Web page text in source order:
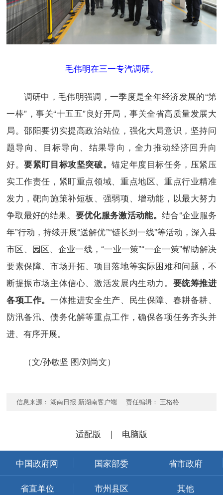
毛伟明在三一专汽调研。
调研中，毛伟明强调，一季度是全年经济发展的“第
一棒”，事关“十五五”良好开局，事关全省高质量发展大
局。邵阳要切实提高政治站位，强化大局意识，坚持问
题导向、目标导向、结果导向，全力推动经济回升向
好。要紧盯目标攻坚突破。锚定年度目标任务，压紧压
实工作责任，紧盯重点领域、重点地区、重点行业精准
发力，靶向施策补短板、强弱项、增动能，以最大努力
争取最好的结果。 要优化服务激活动能。结合“企业服务
年”行动，持续开展“送解优”“链长到一线”等活动，深入县
市区、园区、企业一线，“一业一策”“一企一策”帮助解决
要素保障、市场开拓、项目落地等实际困难和问题，不
断提振市场主体信心、激活发展内生动力。 要统筹推进
各项工作。一体推进安全生产、民生保障、春耕备耕、
防汛备汛、债务化解等重点工作，确保各项任务齐头并
进、有序开展。
（文/孙敏坚 图/刘尚文）
信息来源： 湖南日报·新湖南客户端 责任编辑： 王格格
适配版 | 电脑版
中国政府网 国家部委 省市政府
省直单位 市州县区 其他